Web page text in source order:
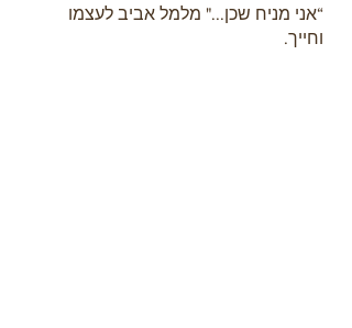
“אני מניח שכן..." מלמל אביב לעצמו
וחייך.